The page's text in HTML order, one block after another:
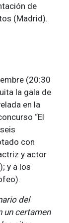
de
(Madrid).
(20:30
la gala de
en la
“El
con
y actor
y a los
del
un certamen